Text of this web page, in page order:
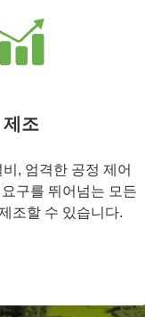
제조
, 엄격한 공정 제어
구를 뛰어넘는 모든
조할 수 있습니다.